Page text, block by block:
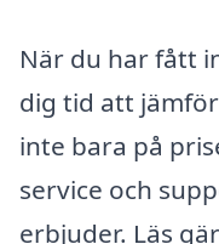
När du har fått
dig tid att
inte bara på
service och
erbjuder. Läs